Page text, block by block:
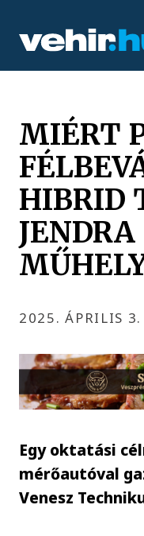
MIÉRT
HIBRID
JENDRA
2025. ÁPRILIS
Egy oktatási
mérőautóval
Venesz